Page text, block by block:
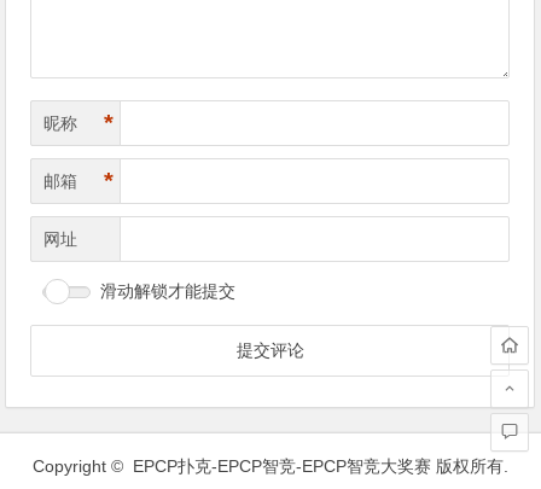
昵称 *
邮箱 *
网址
滑动解锁才能提交
Copyright © EPCP扑克-EPCP智竞-EPCP智竞大奖赛 版权所有.